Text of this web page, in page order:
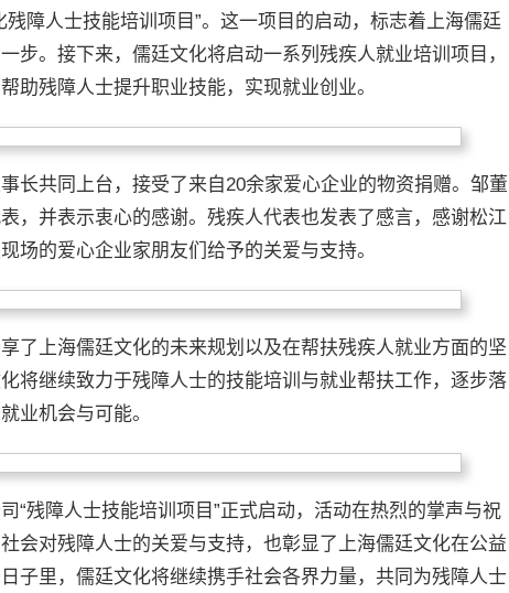
障人士技能培训项目”。这一项目的启动，标志着上海儒廷
步。接下来，儒廷文化将启动一系列残疾人就业培训项目，
助残障人士提升职业技能，实现就业创业。
长共同上台，接受了来自20余家爱心企业的物资捐赠。邹董
，并表示衷心的感谢。残疾人代表也发表了感言，感谢松江
场的爱心企业家朋友们给予的关爱与支持。
了上海儒廷文化的未来规划以及在帮扶残疾人就业方面的坚
将继续致力于残障人士的技能培训与就业帮扶工作，逐步落
业机会与可能。
“残障人士技能培训项目”正式启动，活动在热烈的掌声与祝
会对残障人士的关爱与支持，也彰显了上海儒廷文化在公益
子里，儒廷文化将继续携手社会各界力量，共同为残障人士